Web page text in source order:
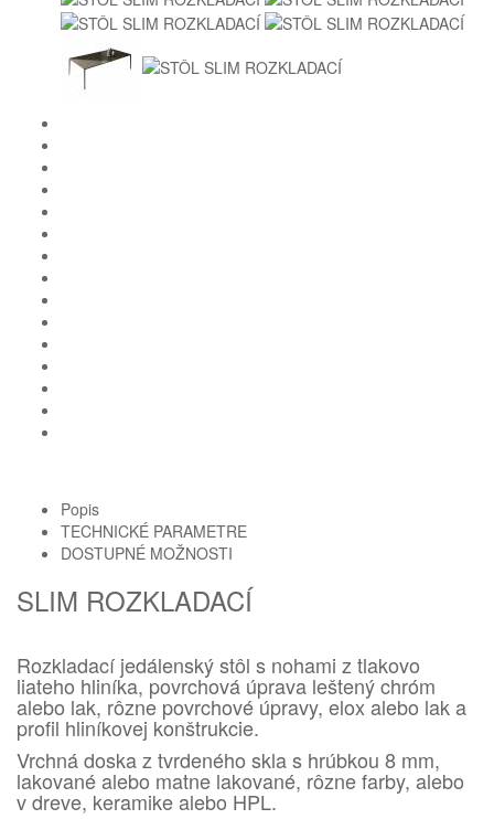
Popis
TECHNICKÉ PARAMETRE
DOSTUPNÉ MOŽNOSTI
SLIM ROZKLADACÍ
Rozkladací jedálenský stôl s nohami z tlakovo
liateho hliníka, povrchová úprava leštený chróm
alebo lak, rôzne povrchové úpravy, elox alebo lak a
profil hliníkovej konštrukcie.
Vrchná doska z tvrdeného skla s hrúbkou 8 mm,
lakované alebo matne lakované, rôzne farby, alebo
v dreve, keramike alebo HPL.
Homie Asistent